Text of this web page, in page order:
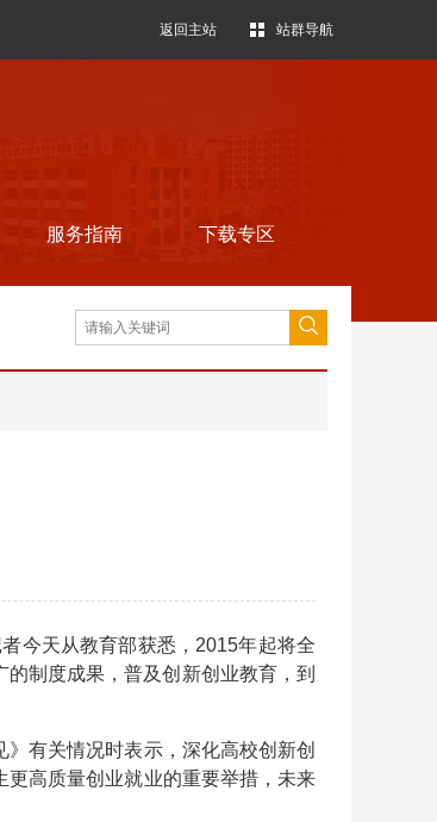
返回主站 站群导航
服务指南 下载专区
今天从教育部获悉，2015年起将全
制度成果，普及创新创业教育，到
有关情况时表示，深化高校创新创
高质量创业就业的重要举措，未来